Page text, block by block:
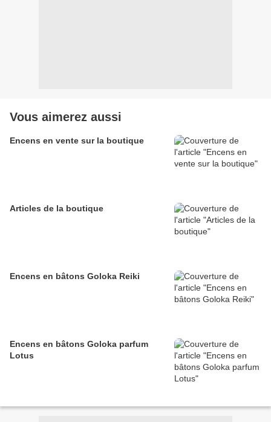
Vous aimerez aussi
Encens en vente sur la boutique
Articles de la boutique
Encens en bâtons Goloka Reiki
Encens en bâtons Goloka parfum
Lotus